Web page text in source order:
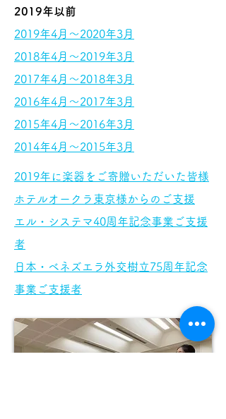
2019年以前
2019年4月～2020年3月
2018年4月～2019年3月
2017年4月～2018年3月
2016年4月～2017年3月
2015年4月～2016年3月
2014年4月～2015年3月
2019年に楽器をご寄贈いただいた皆様
​ホテルオークラ東京様からのご支援
エル・システマ40周年記念事業ご支援
者
日本・ベネズエラ外交樹立75周年記念
事業ご支援者